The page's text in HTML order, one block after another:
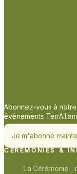
Abonnez-vous à
évènements
Je m'abonne
CÉRÉMONIES &
La Cérémonie